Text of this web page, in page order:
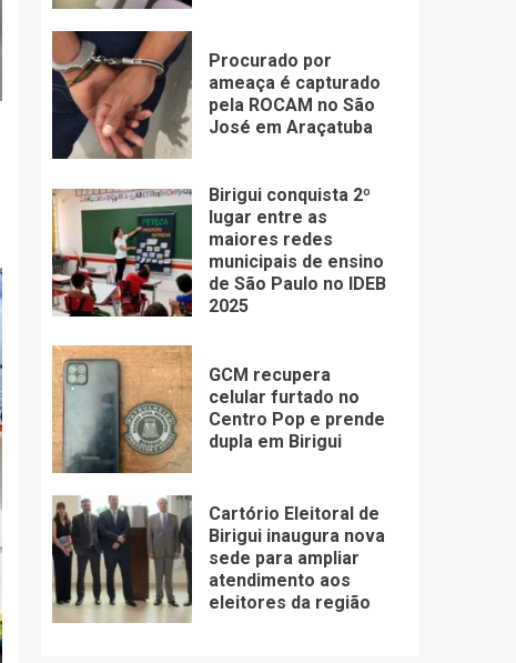
Procurado por
ameaça é capturado
pela ROCAM no São
José em Araçatuba
Birigui conquista 2º
lugar entre as
maiores redes
municipais de ensino
de São Paulo no IDEB
2025
GCM recupera
celular furtado no
Centro Pop e prende
dupla em Birigui
Cartório Eleitoral de
Birigui inaugura nova
sede para ampliar
atendimento aos
eleitores da região